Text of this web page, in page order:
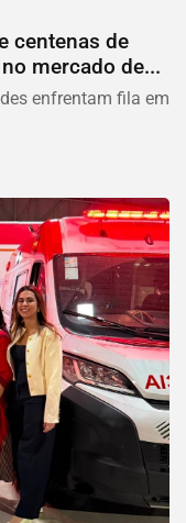
centenas de
mercado de...
enfrentam fila em